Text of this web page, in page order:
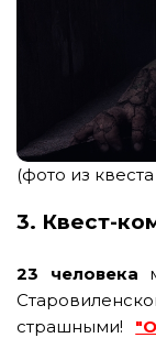
(фото из
3. Квест-
23 человека
страшными!